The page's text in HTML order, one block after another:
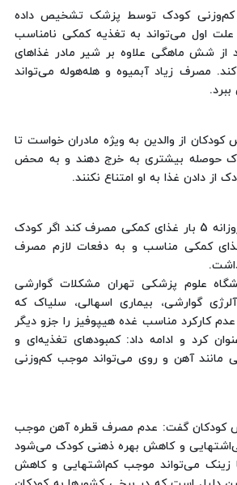
کودک توسط پزشک تشخیص داده
اول می‌تواند به تغذیه کمکی نامناسب
از شش ماهگی علاوه بر شیر مادر غذاهای
مصرف زیاد آبمیوه و هله‌هوله می‌تواند
از والدین به ویژه مادران خواست تا
حوصله بیشتری به خرج دهند و به محض
دادن غذا به او امتناع نکنند.
وی افزود: کودک باید روزانه 5 بار غذای کمکی مصرف کند اگر کودک
کمکی مناسب و به دفعات لازم مصرف
علوم پزشکی تهران مشکلات گوارشی
آلرژی گوارشی، بیماری اسهالی، سلیاک که
کارکرد مناسب غده هیپوفیز را جزو دیگر
کرد و ادامه داد: کمبودهای تغذیه‌ای و
مانند آهن و روی می‌تواند موجب کم‌وزنی
کودکان گفت: عدم مصرف قطره آهن موجب
و کاهش بهره ذهنی کودک می‌شود
زینک می‌تواند موجب کم‌اشتهایی و کاهش